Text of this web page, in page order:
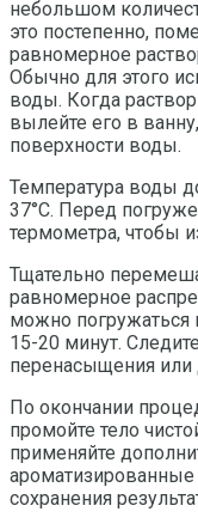
небольшом
это постепенно,
равномерное
Обычно для этого
воды. Когда
вылейте его в
поверхности воды.
Температура воды
37°C. Перед
термометра, чтобы
Тщательно
равномерное
можно погружаться
15-20 минут.
перенасыщения или
По окончании
промойте тело
применяйте
сохранения